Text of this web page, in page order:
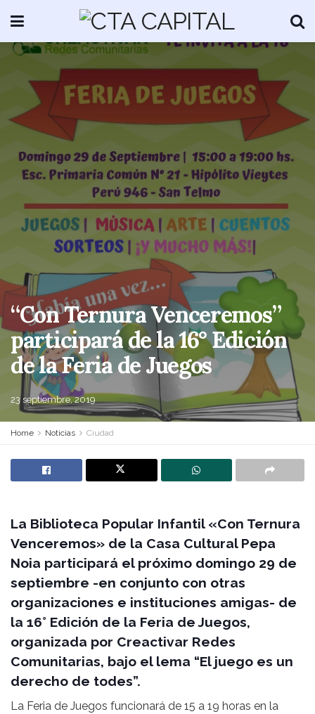
“Con Ternura Venceremos”
participará de la 16° Edición
de la Feria de Juegos
23 septiembre, 2019
Home Noticias Ciudad
La Biblioteca Popular Infantil «Con Ternura
Venceremos» de la Casa Cultural Pepa
Noia participará el próximo domingo 29 de
septiembre -en conjunto con otras
organizaciones e instituciones amigas- de
la 16° Edición de la Feria de Juegos,
organizada por Creactivar Redes
Comunitarias, bajo el lema “El juego es un
derecho de todes”.
La Feria de Juegos funcionará de 15 a 19 horas en la